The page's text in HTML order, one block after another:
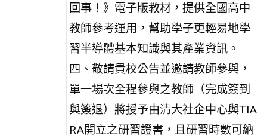
回事！》電子版教材，提供全國高中
教師參考運用，幫助學子更輕易地學
習半導體基本知識與其產業資訊。
四、敬請貴校公告並邀請教師參與，
單一場次全程參與之教師（完成簽到
與簽退）將授予由清大社企中心與TIA
RA開立之研習證書，且研習時數可納